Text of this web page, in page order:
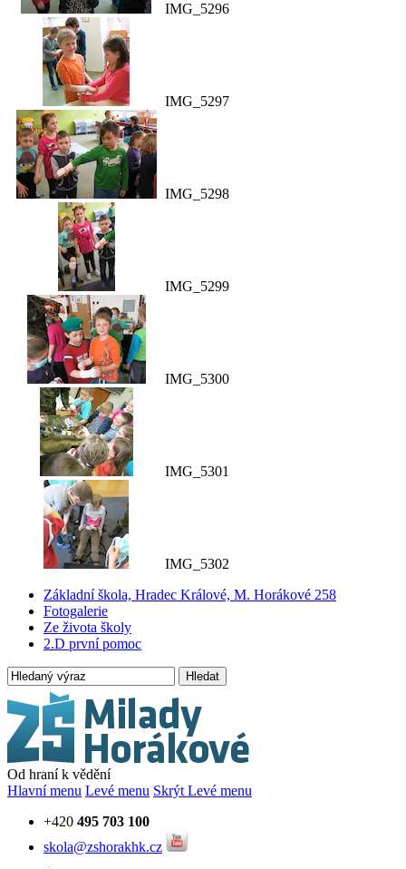
IMG_5296
IMG_5297
IMG_5298
IMG_5299
IMG_5300
IMG_5301
IMG_5302
Základní škola, Hradec Králové, M. Horákové 258
Fotogalerie
Ze života školy
2.D první pomoc
Hledat
Od hraní k vědění
Hlavní menu Levé menu Skrýt Levé menu
+420 495 703 100
skola@zshorakhk.cz